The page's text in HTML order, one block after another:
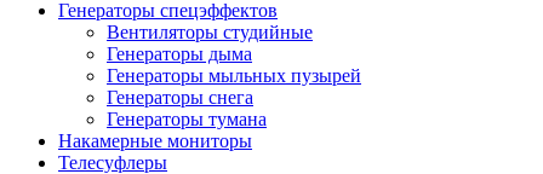
Генераторы спецэффектов
Вентиляторы студийные
Генераторы дыма
Генераторы мыльных пузырей
Генераторы снега
Генераторы тумана
Накамерные мониторы
Телесуфлеры